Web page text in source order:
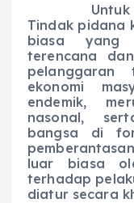
Untuk kita
Tindak pidana
biasa yang
terencana
ekonomi
endemik,
nasonal,
bangsa di
luar biasa
terhadap
diatur secara